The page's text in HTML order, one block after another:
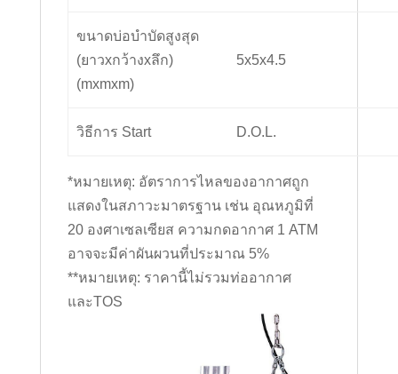
ขนาดบ่อบำบัดสูงสุด
(ยาวxกว้างxลึก)
(mxmxm)
5x5x4.5
วิธีการ Start D.O.L.
*หมายเหตุ: อัตราการไหลของอากาศถูก
แสดงในสภาวะมาตรฐาน เช่น อุณหภูมิที่
20 องศาเซลเซียส ความกดอากาศ 1 ATM
อาจจะมีค่าผันผวนที่ประมาณ 5%
**หมายเหตุ: ราคานี้ไม่รวมท่ออากาศ
และTOS